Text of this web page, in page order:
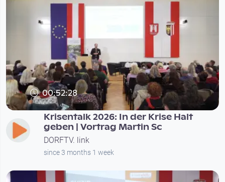
00:52:28
Krisentalk 2026: In der Krise Halt
geben | Vortrag Martin Sc
DORFTV. link
since 3 months 1 week